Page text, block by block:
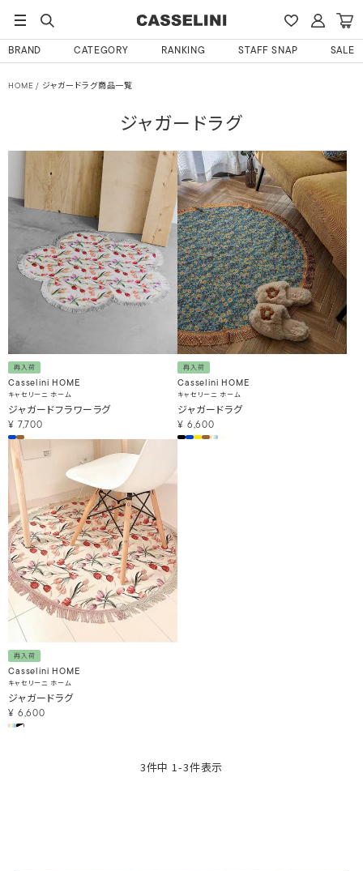
BRAND CATEGORY RANKING STAFF SNAP SALE
HOME ジャガードラグ商品一覧
ジャガードラグ
再入荷
Casselini HOME
キャセリーニ ホーム
ジャガードフラワーラグ
¥ 7,700
再入荷
Casselini HOME
キャセリーニ ホーム
ジャガードラグ
¥ 6,600
再入荷
Casselini HOME
キャセリーニ ホーム
ジャガードラグ
¥ 6,600
3件中 1 -3件表示